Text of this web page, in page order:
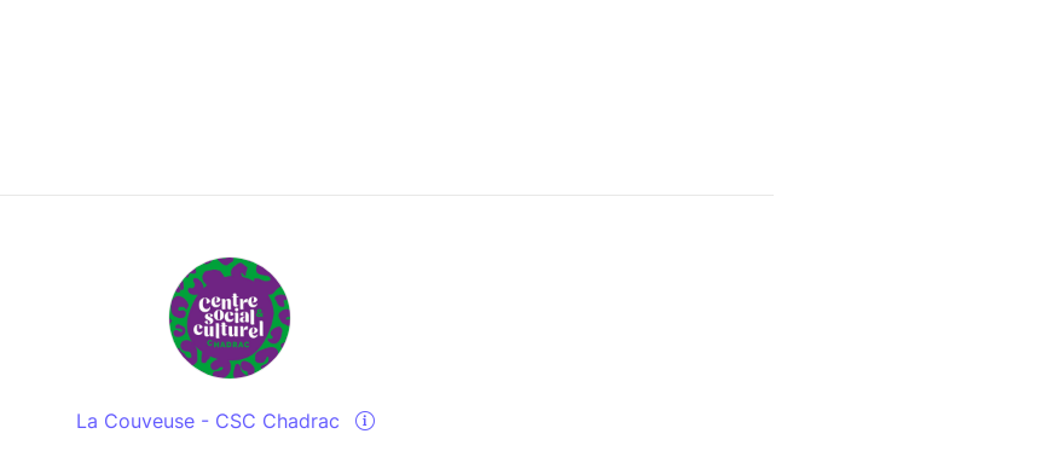
La Couveuse - CSC Chadrac